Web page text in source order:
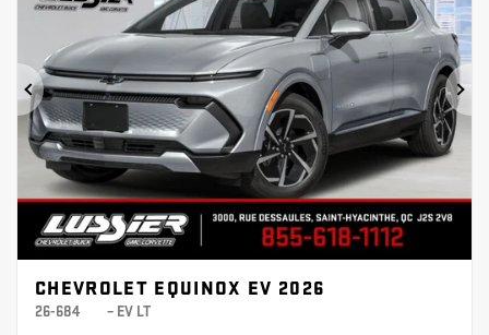
Précédent
CHEVROLET EQUINOX EV 2026
26-684
– EV LT